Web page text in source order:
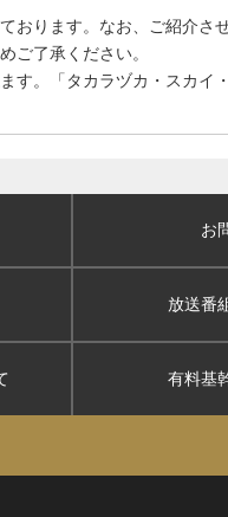
おります。なお、ご紹介さ
ご了承ください。
す。「タカラヅカ・スカイ
お
放送番
有料基